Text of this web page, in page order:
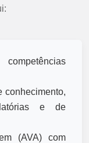
conhecimento,
e de
(AVA) com